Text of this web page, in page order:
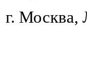
г. Москва,